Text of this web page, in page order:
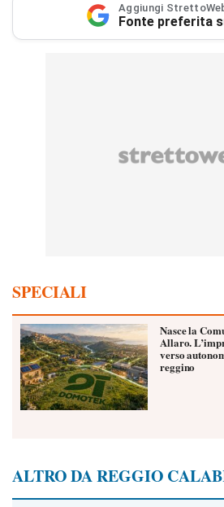
Aggiungi
Fonte preferita
SPECIALI
Nasce la
Allaro.
verso
reggino
ALTRO DA REGGIO